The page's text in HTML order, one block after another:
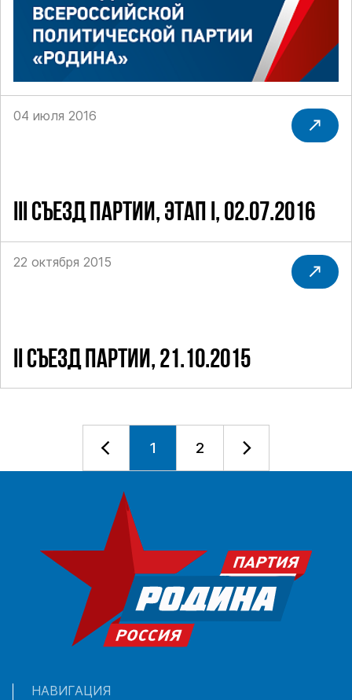
04 июля 2016
III СЪЕЗД ПАРТИИ, ЭТАП I, 02.07.2016
22 октября 2015
II CЪЕЗД ПАРТИИ, 21.10.2015
1 2
НАВИГАЦИЯ